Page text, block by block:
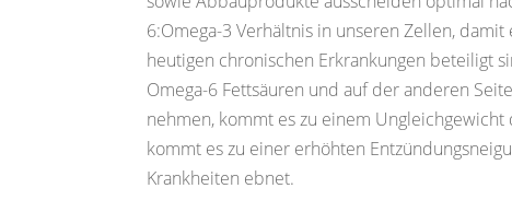
6:Omega-3 Verhältnis in unseren Zellen,
heutigen chronischen Erkrankungen beteiligt
Omega-6 Fettsäuren und auf der anderen
nehmen, kommt es zu einem
kommt es zu einer erhöhten
Krankheiten ebnet.